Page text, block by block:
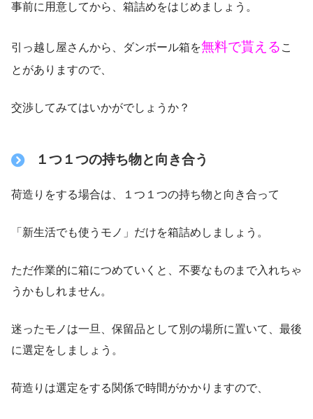
事前に用意してから、箱詰めをはじめましょう。
引っ越し屋さんから、ダンボール箱を無料で貰える こ
とがありますので、
交渉してみてはいかがでしょうか？
１つ１つの持ち物と向き合う
荷造りをする場合は、１つ１つの持ち物と向き合って
「新生活でも使うモノ」だけを箱詰めしましょう。
ただ作業的に箱につめていくと、不要なものまで入れちゃ
うかもしれません。
迷ったモノは一旦、保留品として別の場所に置いて、最後
に選定をしましょう。
荷造りは選定をする関係で時間がかかりますので、